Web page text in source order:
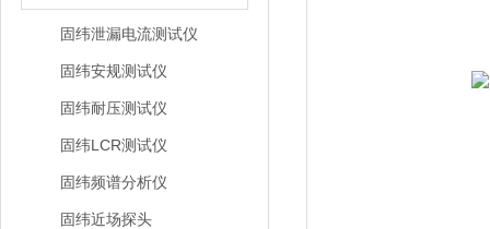
固纬泄漏电流测试仪
固纬安规测试仪
固纬耐压测试仪
固纬LCR测试仪
固纬频谱分析仪
固纬近场探头